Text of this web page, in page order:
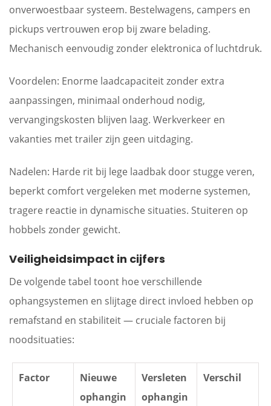
onverwoestbaar systeem. Bestelwagens, campers en
pickups vertrouwen erop bij zware belading.
Mechanisch eenvoudig zonder elektronica of luchtdruk.
Voordelen: Enorme laadcapaciteit zonder extra
aanpassingen, minimaal onderhoud nodig,
vervangingskosten blijven laag. Werkverkeer en
vakanties met trailer zijn geen uitdaging.
Nadelen: Harde rit bij lege laadbak door stugge veren,
beperkt comfort vergeleken met moderne systemen,
tragere reactie in dynamische situaties. Stuiteren op
hobbels zonder gewicht.
Veiligheidsimpact in cijfers
De volgende tabel toont hoe verschillende
ophangsystemen en slijtage direct invloed hebben op
remafstand en stabiliteit — cruciale factoren bij
noodsituaties:
Factor
Nieuwe
ophangin
Versleten
ophangin
Verschil